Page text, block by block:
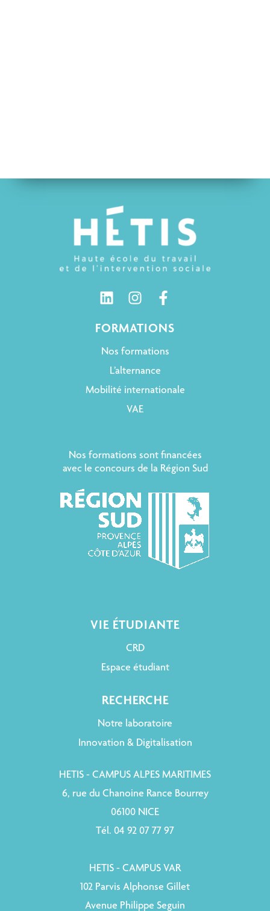
FORMATIONS
Nos formations
L’alternance
Mobilité internationale
VAE
Nos formations sont financées
avec le concours de la Région Sud
VIE ÉTUDIANTE
CRD
Espace étudiant
RECHERCHE
Notre laboratoire
Innovation & Digitalisation
HETIS - CAMPUS ALPES MARITIMES
6, rue du Chanoine Rance Bourrey
06100 NICE
Tél. 04 92 07 77 97
HETIS - CAMPUS VAR
102 Parvis Alphonse Gillet
Avenue Philippe Seguin